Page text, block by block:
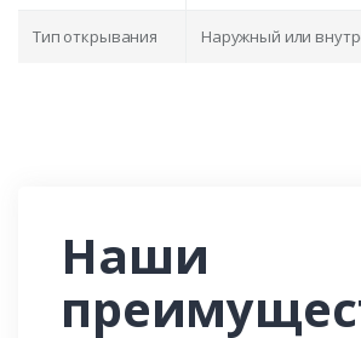
Тип открывания Наружный или
Наши